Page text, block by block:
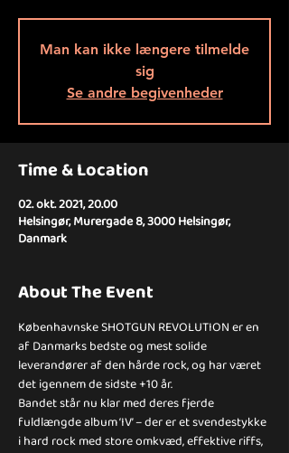
Man kan ikke længere tilmelde
sig
Se andre begivenheder
Time & Location
02. okt. 2021, 20.00
Helsingør, Murergade 8, 3000 Helsingør,
Danmark
About The Event
Københavnske SHOTGUN REVOLUTION er en
af Danmarks bedste og mest solide
leverandører af den hårde rock, og har været
det igennem de sidste +10 år.
Bandet står nu klar med deres fjerde
fuldlængde album ‘IV’ – der er et svendestykke
i hard rock med store omkvæd, effektive riffs,